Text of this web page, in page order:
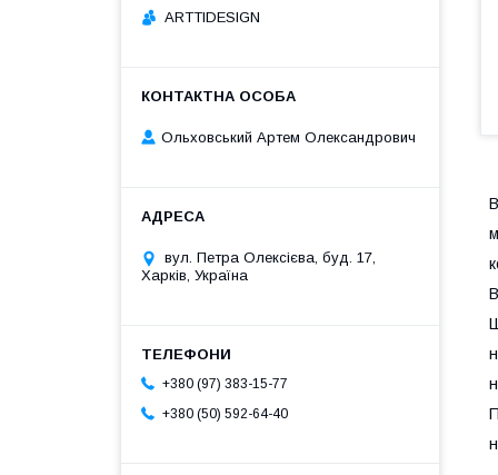
ARTTIDESIGN
Ольховський Артем Олександрович
вул. Петра Олексієва, буд. 17,
Харків, Україна
+380 (97) 383-15-77
+380 (50) 592-64-40